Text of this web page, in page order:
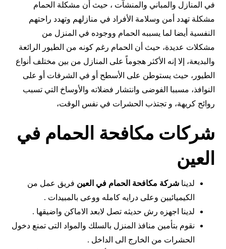
في المنازل والمباني والمنشآت ، حيث أن مشكلة الحمام
مشكلة تهدد أمن وسلامة الأفراد في منازلهم وتهدد راحتهم
النفسية أيضا لما يسببه الحمام ووجوده في المنزل من
مشكلات عديدة، حيث أن الحمام رغم كونه من الطيور الرائعة
والبديعة، إلا إنه الأكثر هجوماً على المنازل من بين مختلف أنواع
الطيور، حيث يستوطن على الأسطح أو في الشرفات أو على
النوافذ، مسببا الفوضى وانتشار فضلاته والأوساخ التي تسبب
روائح كريهة، و تجتذب الحشرات في نفس الوقت،
شركات مكافحة الحمام في
العين
لديناشركة مكافحة الحمام في العين فريق عمل من
الكيميائيين وعلى درايه كامله ووعى بالمبيدات .
لدينا اجهزه رش حديثه تصل لابعد الاماكن واضيقها .
نقوم بتأمين منافذ المنزل بالسلك والمواد التى تمنع دخول
الحشرات من الخارج الى الداخل .